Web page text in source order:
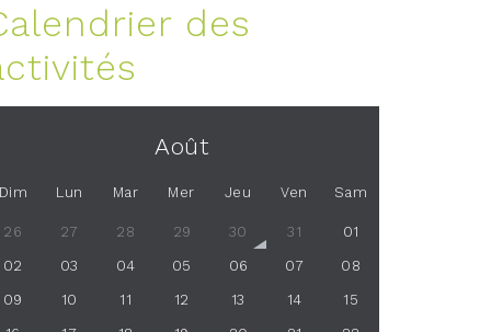
des
Août
Lun Mar Mer Jeu Ven Sam
26 27 28 29 30 31 01
02 03 04 05 06 07 08
09 10 11 12 13 14 15